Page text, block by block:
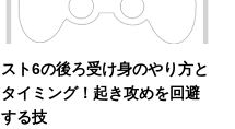
スト6の後ろ受け身のやり方と
タイミング！起き攻めを回避
する技